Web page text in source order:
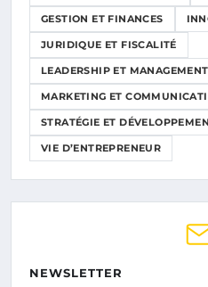
GESTION ET FINANCES
JURIDIQUE ET FISCALITÉ
LEADERSHIP ET MANAGEMENT
MARKETING ET
STRATÉGIE ET
VIE D’ENTREPRENEUR
NEWSLETTER